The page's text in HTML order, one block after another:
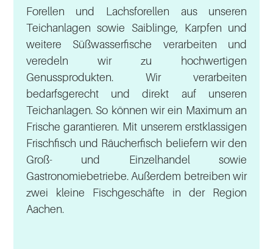
Forellen und Lachsforellen aus unseren
Teichanlagen sowie Saiblinge, Karpfen und
weitere Süßwasserfische verarbeiten und
veredeln wir zu hochwertigen
Genussprodukten. Wir verarbeiten
bedarfsgerecht und direkt auf unseren
Teichanlagen. So können wir ein Maximum an
Frische garantieren. Mit unserem erstklassigen
Frischfisch und Räucherfisch beliefern wir den
Groß- und Einzelhandel sowie
Gastronomiebetriebe. Außerdem betreiben wir
zwei kleine Fischgeschäfte in der Region
Aachen.